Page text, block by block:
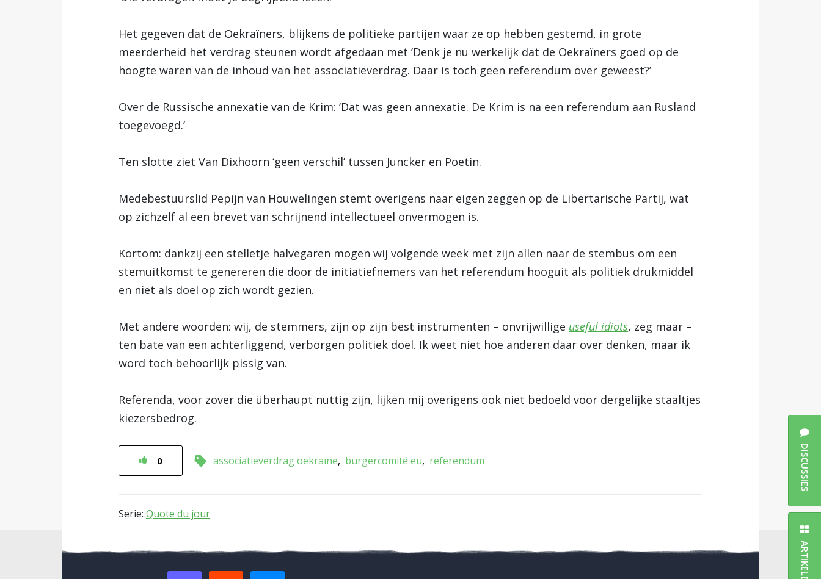
Het gegeven dat de Oekraïners, blijkens de politieke partijen waar ze op hebben gestemd, in grote
meerderheid het verdrag steunen wordt afgedaan met ‘Denk je nu werkelijk dat de Oekraïners goed op de
hoogte waren van de inhoud van het associatieverdrag. Daar is toch geen referendum over geweest?’
Over de Russische annexatie van de Krim: ‘Dat was geen annexatie. De Krim is na een referendum aan Rusland
toegevoegd.’
Ten slotte ziet Van Dixhoorn ‘geen verschil’ tussen Juncker en Poetin.
Medebestuurslid Pepijn van Houwelingen stemt overigens naar eigen zeggen op de Libertarische Partij, wat
op zichzelf al een brevet van schrijnend intellectueel onvermogen is.
Kortom: dankzij een stelletje halvegaren mogen wij volgende week met zijn allen naar de stembus om een
stemuitkomst te genereren die door de initiatiefnemers van het referendum hooguit als politiek drukmiddel
en niet als doel op zich wordt gezien.
Met andere woorden: wij, de stemmers, zijn op zijn best instrumenten – onvrijwillige useful idiots, zeg maar –
ten bate van een achterliggend, verborgen politiek doel. Ik weet niet hoe anderen daar over denken, maar ik
word toch behoorlijk pissig van.
Referenda, voor zover die überhaupt nuttig zijn, lijken mij overigens ook niet bedoeld voor dergelijke staaltjes
kiezersbedrog.
0 associatieverdrag oekraïne burgercomité eu referendum
Serie: Quote du jour
DISCUSSIES
ARTIKELEN